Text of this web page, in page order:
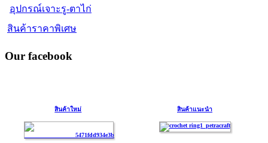
อุปกรณ์เจาะรู-ตาไก่
สินค้าราคาพิเศษ
Our facebook
สินค้าใหม่ สินค้าแนะนำ